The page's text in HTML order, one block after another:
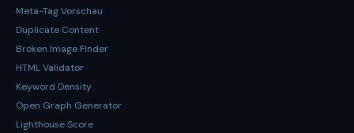
Meta-Tag Vorschau
Duplicate Content
Broken Image Finder
HTML Validator
Keyword Density
Open Graph Generator
Lighthouse Score